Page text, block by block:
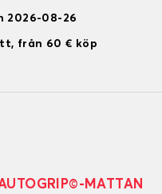
2026-08-26
från 60 € köp
MATTAN